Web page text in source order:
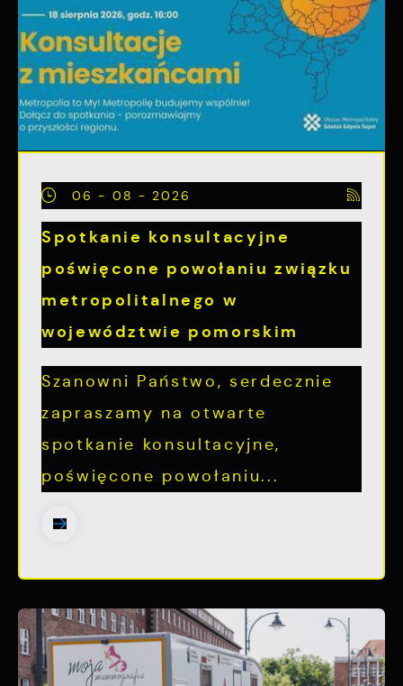
06 - 08 - 2026
Spotkanie konsultacyjne
poświęcone powołaniu związku
metropolitalnego w
województwie pomorskim
Szanowni Państwo, serdecznie
zapraszamy na otwarte
spotkanie konsultacyjne,
poświęcone powołaniu...